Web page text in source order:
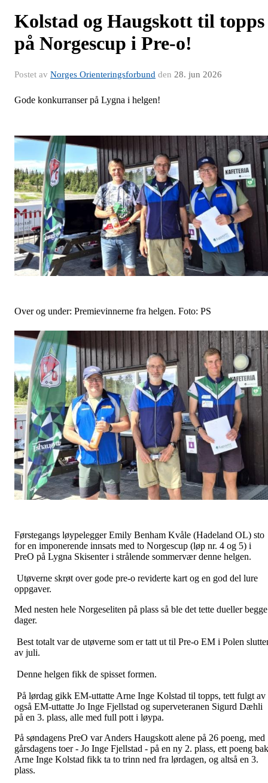
Kolstad og Haugskott til topps
på Norgescup i Pre-o!
Postet av Norges Orienteringsforbund den 28. jun 2026
Gode konkurranser på Lygna i helgen!
Over og under: Premievinnerne fra helgen. Foto: PS
Førstegangs løypelegger Emily Benham Kvåle (Hadeland OL) sto
for en imponerende innsats med to Norgescup (løp nr. 4 og 5) i
PreO på Lygna Skisenter i strålende sommervær denne helgen.
Utøverne skrøt over gode pre-o reviderte kart og en god del lure
oppgaver.
Med nesten hele Norgeseliten på plass så ble det tette dueller begge
dager.
Best totalt var de utøverne som er tatt ut til Pre-o EM i Polen
av juli.
Denne helgen fikk de spisset formen.
På lørdag gikk EM-uttatte Arne Inge Kolstad til topps, tett fulgt av
også EM-uttatte Jo Inge Fjellstad og superveteranen Sigurd Dæhli
på en 3. plass, alle med full pott i løypa.
På søndagens PreO var Anders Haugskott alene på 26 poeng, med
gårsdagens toer - Jo Inge Fjellstad - på en ny 2. plass, ett poeng
Arne Inge Kolstad fikk ta to trinn ned fra lørdagen, og altså en 3.
plass.